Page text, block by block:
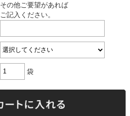
その他ご要望があれば
ご記入ください。
袋